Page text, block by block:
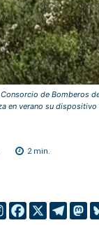
de Bomberos
en verano su dispositivo
2min.